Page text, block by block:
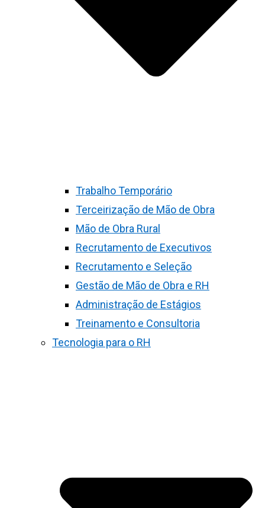
Trabalho Temporário
Terceirização de Mão de Obra
Mão de Obra Rural
Recrutamento de Executivos
Recrutamento e Seleção
Gestão de Mão de Obra e RH
Administração de Estágios
Treinamento e Consultoria
Tecnologia para o RH